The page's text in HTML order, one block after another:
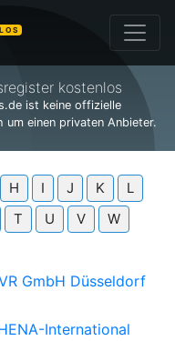
kostenlos
ist keine offizielle
einen privaten Anbieter.
H I J K
L
T U V
W
GmbH Düsseldorf
International